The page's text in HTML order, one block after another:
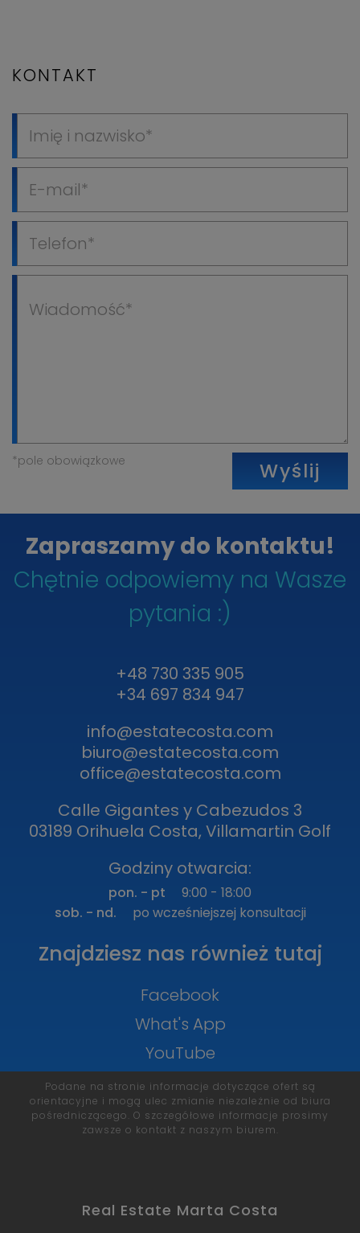
KONTAKT
*pole obowiązkowe Wyślij
Zapraszamy do kontaktu!
Chętnie odpowiemy na Wasze
pytania :)
+48 730 335 905
+34 697 834 947
info@estatecosta.com
biuro@estatecosta.com
office@estatecosta.com
Calle Gigantes y Cabezudos 3
03189 Orihuela Costa, Villamartin Golf
Godziny otwarcia:
pon. - pt
9:00 - 18:00
sob. - nd.
po wcześniejszej konsultacji
Znajdziesz nas również tutaj
Facebook
What's App
YouTube
Podane na stronie informacje dotyczące ofert są
orientacyjne i mogą ulec zmianie niezależnie od biura
pośredniczącego. O szczegółowe informacje prosimy
zawsze o kontakt z naszym biurem.
Real Estate Marta Costa